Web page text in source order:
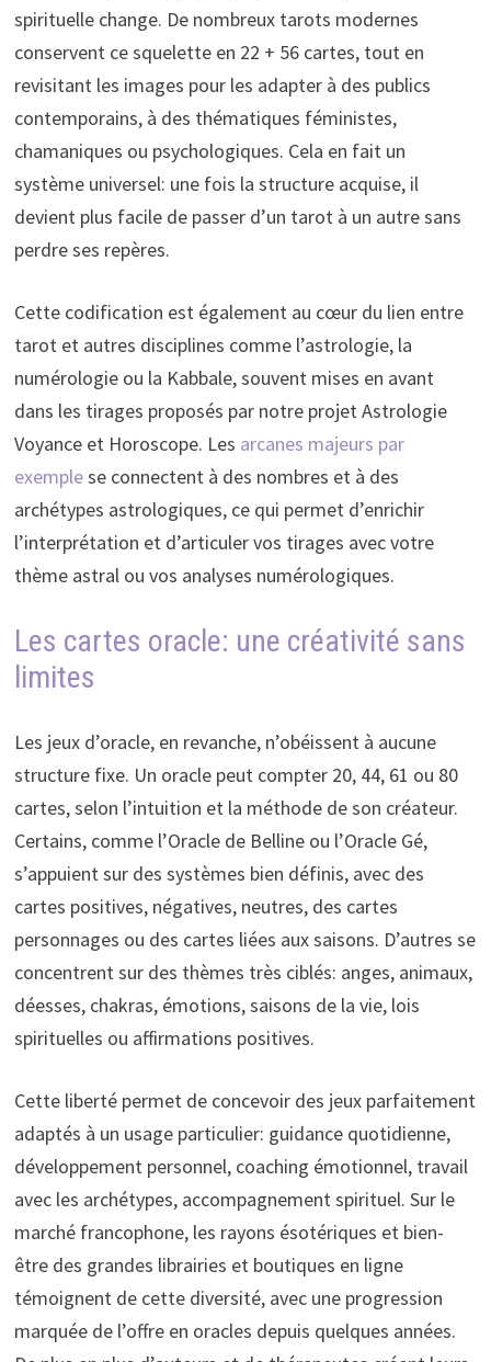
spirituelle change. De nombreux tarots modernes
conservent ce squelette en 22 + 56 cartes, tout en
revisitant les images pour les adapter à des publics
contemporains, à des thématiques féministes,
chamaniques ou psychologiques. Cela en fait un
système universel: une fois la structure acquise, il
devient plus facile de passer d’un tarot à un autre sans
perdre ses repères.
Cette codification est également au cœur du lien entre
tarot et autres disciplines comme l’astrologie, la
numérologie ou la Kabbale, souvent mises en avant
dans les tirages proposés par notre projet Astrologie
Voyance et Horoscope. Les arcanes majeurs par
exemplese connectent à des nombres et à des
archétypes astrologiques, ce qui permet d’enrichir
l’interprétation et d’articuler vos tirages avec votre
thème astral ou vos analyses numérologiques.
Les cartes oracle: une créativité sans
limites
Les jeux d’oracle, en revanche, n’obéissent à aucune
structure fixe. Un oracle peut compter 20, 44, 61 ou 80
cartes, selon l’intuition et la méthode de son créateur.
Certains, comme l’Oracle de Belline ou l’Oracle Gé,
s’appuient sur des systèmes bien définis, avec des
cartes positives, négatives, neutres, des cartes
personnages ou des cartes liées aux saisons. D’autres se
concentrent sur des thèmes très ciblés: anges, animaux,
déesses, chakras, émotions, saisons de la vie, lois
spirituelles ou affirmations positives.
Cette liberté permet de concevoir des jeux parfaitement
adaptés à un usage particulier: guidance quotidienne,
développement personnel, coaching émotionnel, travail
avec les archétypes, accompagnement spirituel. Sur le
marché francophone, les rayons ésotériques et bien-
être des grandes librairies et boutiques en ligne
témoignent de cette diversité, avec une progression
marquée de l’offre en oracles depuis quelques années.